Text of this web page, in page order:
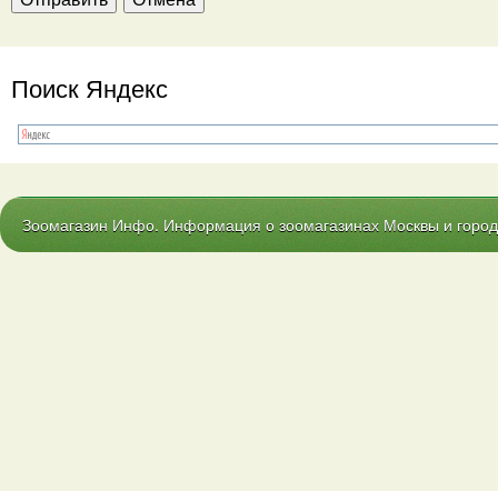
Поиск Яндекс
Зоомагазин Инфо. Информация о зоомагазинах Москвы и